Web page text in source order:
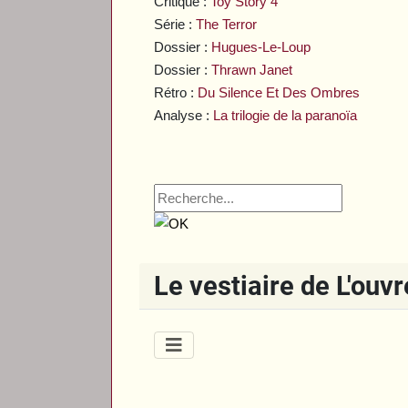
Série :The Terror
Dossier : Hugues-Le-Loup
Dossier :Thrawn Janet
Rétro : Du Silence Et Des Ombres
Analyse : La trilogie de la paranoïa
Le vestiaire de